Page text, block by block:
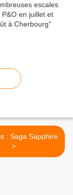
: Saga Sapphire
>